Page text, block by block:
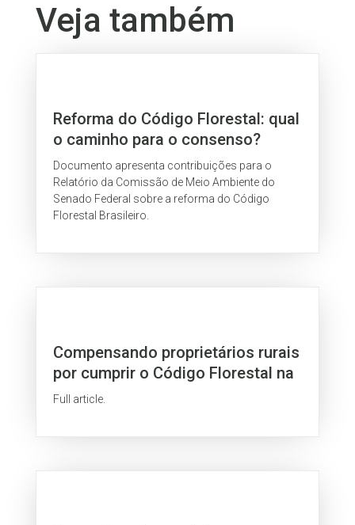
Veja também
Reforma do Código Florestal: qual
o caminho para o consenso?
Documento apresenta contribuições para o
Relatório da Comissão de Meio Ambiente do
Senado Federal sobre a reforma do Código
Florestal Brasileiro.
Compensando proprietários rurais
por cumprir o Código Florestal na
Amazônia brasileira: o caso das
Full article.